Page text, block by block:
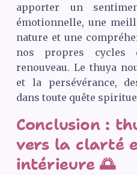
apporter un
émotionnelle, une
nature et une
nos propres cycles
renouveau. Le thuya
et la persévérance,
dans toute quête
Conclusion :
vers la clarté
intérieure 🌅